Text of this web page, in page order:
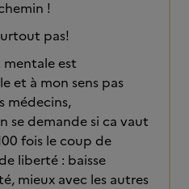
!
pas!
est
et à mon sens pas
médecins,
se demande si ca vaut
fois le coup de
liberté : baisse
mieux avec les autres